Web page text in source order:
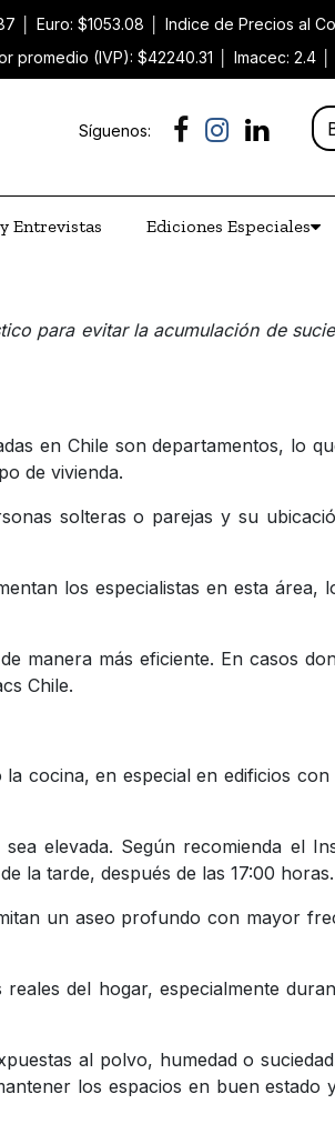
Euro: $1053.08 Indice de Precios al
promedio (IVP): $42240.31 Imacec: 2.4
Síguenos:
Entrevistas Ediciones Especiales
para evitar la acumulación de
en Chile son departamentos, lo
de vivienda.
solteras o parejas y su
los especialistas en esta área,
manera más eficiente. En casos
Chile.
cocina, en especial en edificios
elevada. Según recomienda el
la tarde, después de las 17:00 horas.
un aseo profundo con mayor
del hogar, especialmente
al polvo, humedad o
los espacios en buen estado